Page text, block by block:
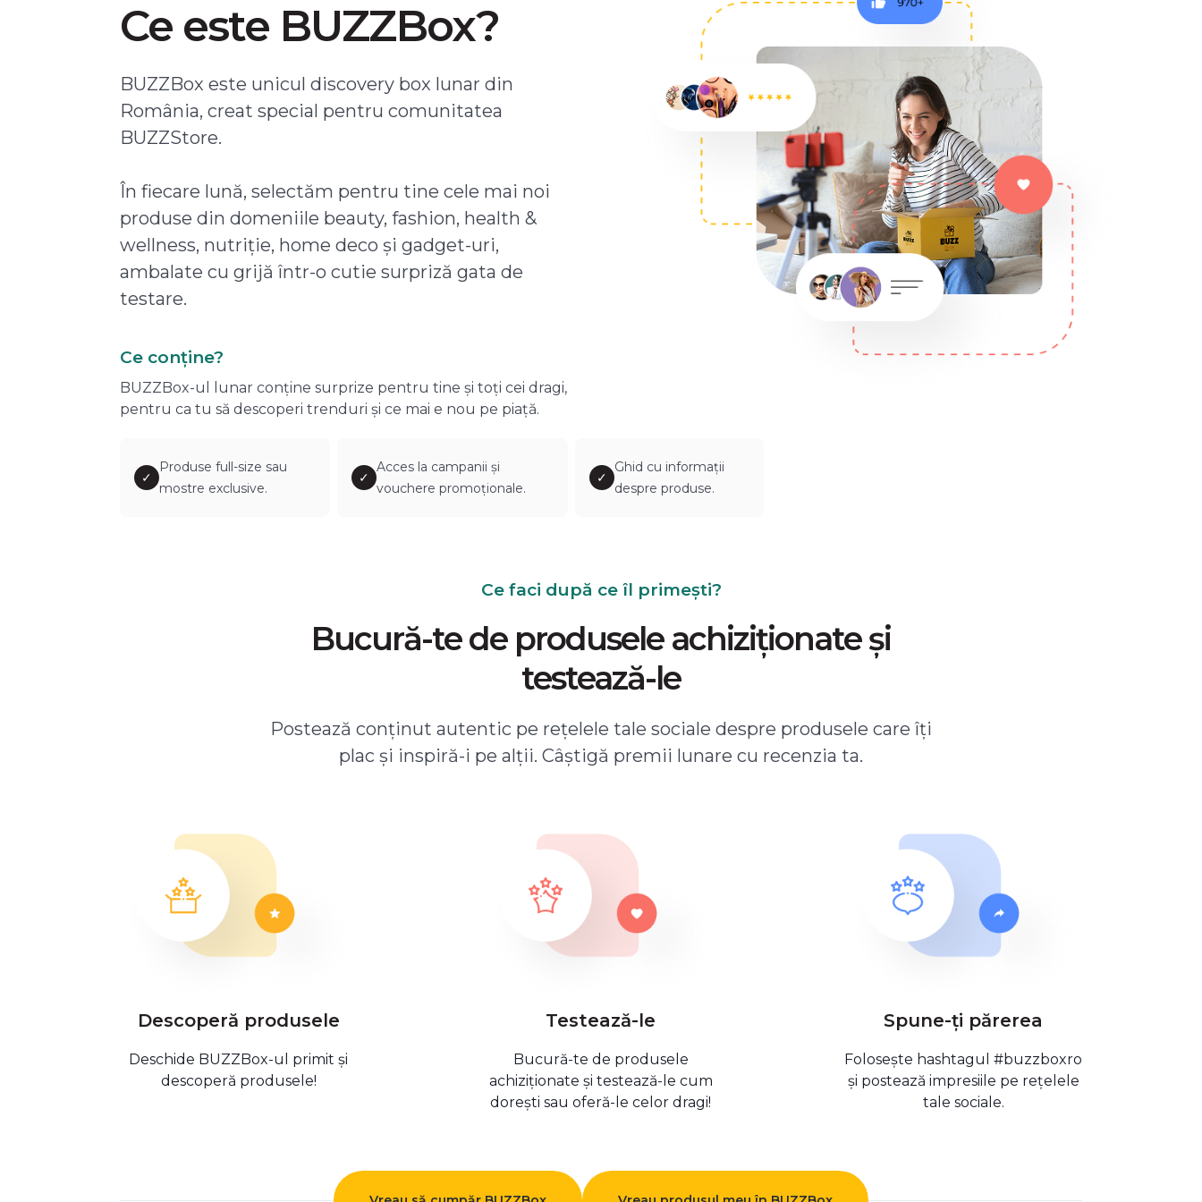
Ce este BUZZBox?
BUZZBox este unicul discovery box lunar din
România, creat special pentru comunitatea
BUZZStore.
În fiecare lună, selectăm pentru tine cele mai noi
produse din domeniile beauty, fashion, health &
wellness, nutriție, home deco și gadget-uri,
ambalate cu grijă într-o cutie surpriză gata de
testare.
Ce conține?
BUZZBox-ul lunar conține surprize pentru tine și toți cei dragi,
pentru ca tu să descoperi trenduri și ce mai e nou pe piață.
✓
Produse full-size sau
mostre exclusive.
✓
Acces la campanii și
vouchere promoționale.
✓
Ghid cu informații
despre produse.
Ce faci după ce îl primești?
Bucură-te de produsele achiziționate și
testează-le
Postează conținut autentic pe rețelele tale sociale despre produsele care îți
plac și inspiră-i pe alții. Câștigă premii lunare cu recenzia ta.
Descoperă produsele
Deschide BUZZBox-ul primit și
descoperă produsele!
Testează-le
Bucură-te de produsele
achiziționate și testează-le cum
dorești sau oferă-le celor dragi!
Spune-ți părerea
Folosește hashtagul #buzzboxro
și postează impresiile pe rețelele
tale sociale.